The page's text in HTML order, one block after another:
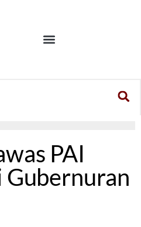
PAI
Gubernuran